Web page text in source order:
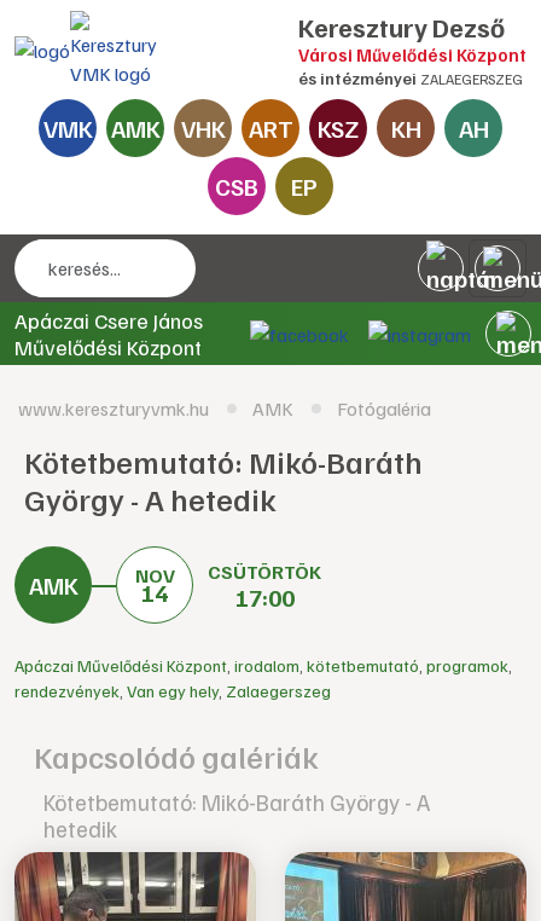
Keresztury Dezső
Városi Művelődési Központ
és intézményei ZALAEGERSZEG
VMK AMK VHK ART KSZ KH
AH
CSB
EP
Apáczai Csere János
Művelődési Központ
www.kereszturyvmk.hu AMK Fotógaléria
Kötetbemutató: Mikó-Baráth
György - A hetedik
NOV
14
CSÜTÖRTÖK
17:00
Apáczai Művelődési Központ irodalom kötetbemutató programok
rendezvények Van egy hely, Zalaegerszeg
Kapcsolódó galériák
Kötetbemutató: Mikó-Baráth György - A
hetedik